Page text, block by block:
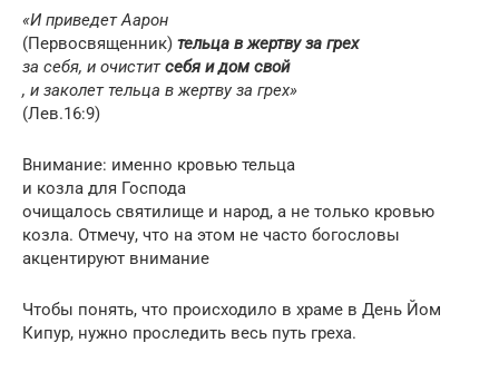
«И приведет Аарон
(Первосвященник) тельца в жертву за грех
за себя, и очиститсебя и дом свой
, и заколет тельца в жертву за грех»
(Лев.16:9)
Внимание: именно кровью тельца
и козла для Господа
очищалось святилище и народ, а не только кровью
козла. Отмечу, что на этом не часто богословы
акцентируют внимание
Чтобы понять, что происходило в храме в День Йом
Кипур, нужно проследить весь путь греха.